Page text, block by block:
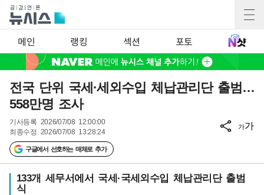
메인 랭킹 섹션 포토
전국 단위 국세·세외수입 체납관리단 출범…
558만명 조사
기사등록 2026/07/08 12:00:00
최종수정 2026/07/08 13:28:24
구글에서 선호하는 매체로 추가
가가
133개 세무서에서 국세·국세외수입 체납관리단 출범
식